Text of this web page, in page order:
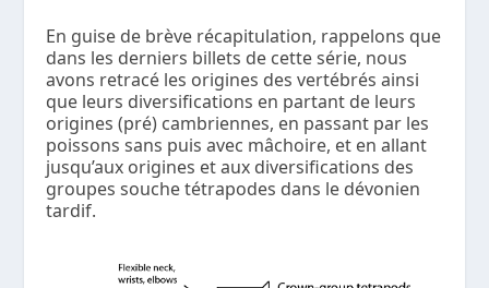
En guise de brève récapitulation, rappelons que
dans les derniers billets de cette série, nous
avons retracé les origines des vertébrés ainsi
que leurs diversifications en partant de leurs
origines (pré) cambriennes, en passant par les
poissons sans puis avec mâchoire, et en allant
jusqu’aux origines et aux diversifications des
groupes souche tétrapodes dans le dévonien
tardif.